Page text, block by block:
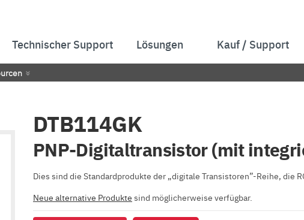
Technischer Support Lösungen Kauf / Support
DTB114GK
PNP-Digitaltransistor (mit
Dies sind die Standardprodukte der „digitale Transistoren”-Reihe, die
Neue alternative Produkte sind möglicherweise verfügbar.